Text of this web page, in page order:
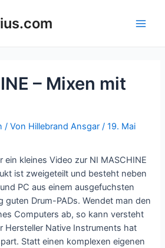
– Mixen mit
/ Von Hillebrand Ansgar /19. Mai
ein kleines Video zur NI MASCHINE
ist zweigeteilt und besteht neben
PC aus einem ausgefuchsten
guten Drum-PADs. Wendet man den
Computers ab, so kann versteht
Hersteller Native Instruments hat
Statt einen komplexen eigenen